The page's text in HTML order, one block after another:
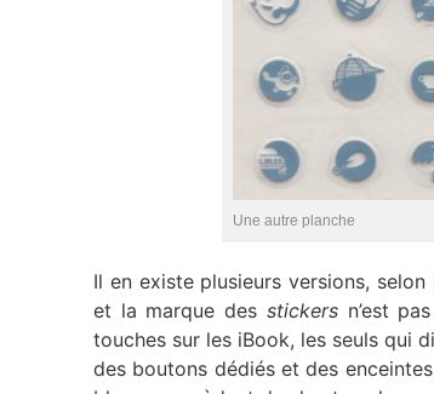
Une autre planche
Il en existe plusieurs versions,
et la marque des stickersn’est
touches sur les iBook, les seuls qui
des boutons dédiés et des